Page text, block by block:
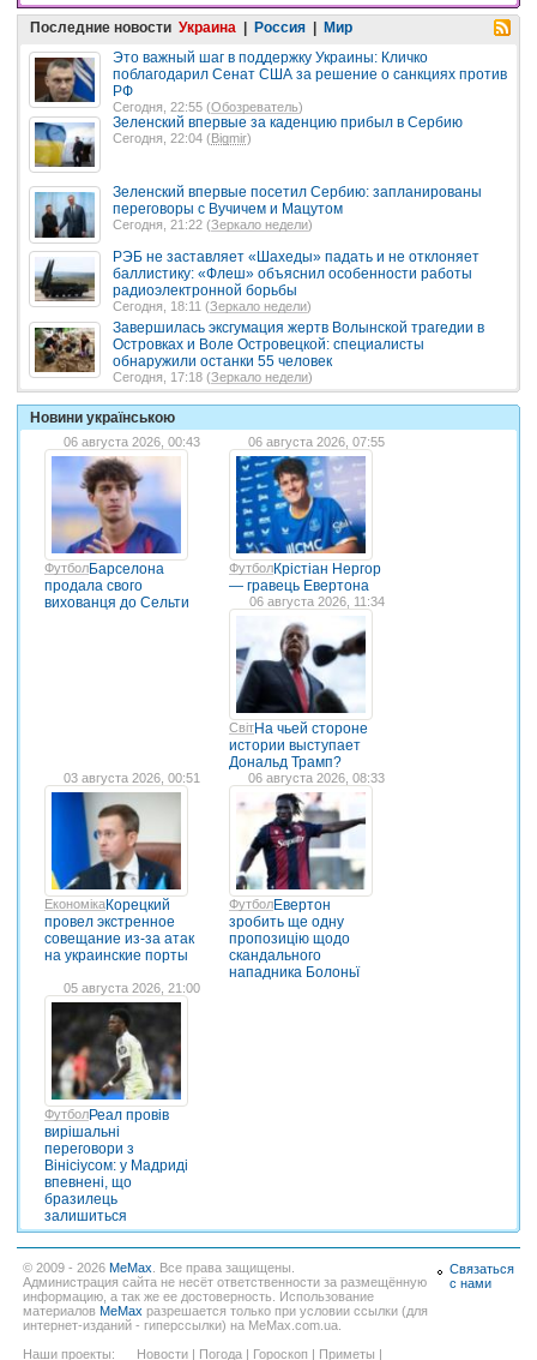
Последние новости Украина | Россия | Мир
Это важный шаг в поддержку Украины: Кличко
поблагодарил Сенат США за решение о санкциях против
РФ
Сегодня, 22:55 (Обозреватель)
Зеленский впервые за каденцию прибыл в Сербию
Сегодня, 22:04 (Bigmir)
Зеленский впервые посетил Сербию: запланированы
переговоры с Вучичем и Мацутом
Сегодня, 21:22 (Зеркало недели)
РЭБ не заставляет «Шахеды» падать и не отклоняет
баллистику: «Флеш» объяснил особенности работы
радиоэлектронной борьбы
Сегодня, 18:11 (Зеркало недели)
Завершилась эксгумация жертв Волынской трагедии в
Островках и Воле Островецкой: специалисты
обнаружили останки 55 человек
Сегодня, 17:18 (Зеркало недели)
Новини українською
06 августа 2026, 00:43
ФутболБарселона
продала свого
вихованця до Сельти
06 августа 2026, 07:55
ФутболКрістіан Нергор
— гравець Евертона
06 августа 2026, 11:34
СвітНа чьей стороне
истории выступает
Дональд Трамп?
03 августа 2026, 00:51
ЕкономікаКорецкий
провел экстренное
совещание из-за атак
на украинские порты
06 августа 2026, 08:33
ФутболЕвертон
зробить ще одну
пропозицію щодо
скандального
нападника Болоньї
05 августа 2026, 21:00
ФутболРеал провів
вирішальні
переговори з
Вінісіусом: у Мадриді
впевнені, що
бразилець
залишиться
© 2009 - 2026 MeMax . Все права защищены.
Администрация сайта не несёт ответственности за размещённую
информацию, а так же ее достоверность. Использование
материалов MeMax разрешается только при условии ссылки (для
интернет-изданий - гиперссылки) на MeMax.com.ua.
Наши проекты:
Новости | Погода | Гороскоп | Приметы |
Связаться
с нами